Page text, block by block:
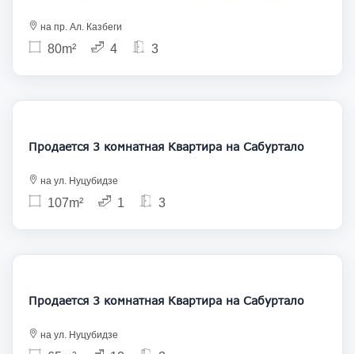
на пр. Ал. Казбеги
80m² 4 3
155 000
Продается 3 комнатная Квартира на Сабуртало
на ул. Нуцубидзе
107m² 1 3
139 000
Продается 3 комнатная Квартира на Сабуртало
на ул. Нуцубидзе